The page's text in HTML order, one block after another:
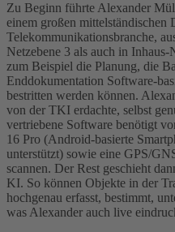
Zu Beginn führte Alexander
einem großen mittelständischen
Telekommunikationsbranche,
Netzebene 3 als auch in
zum Beispiel die Planung, die
Enddokumentation Software-
bestritten werden können.
von der TKI erdachte, selbst
vertriebene Software benötigt
16 Pro (Android-basierte
unterstützt) sowie eine GPS/
scannen. Der Rest geschieht
KI. So können Objekte in der
hochgenau erfasst, bestimmt,
was Alexander auch live